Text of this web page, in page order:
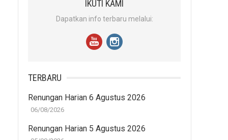
IKUTI KAMI
Dapatkan info terbaru melalui:
TERBARU
Renungan Harian 6 Agustus 2026
06/08/2026
Renungan Harian 5 Agustus 2026